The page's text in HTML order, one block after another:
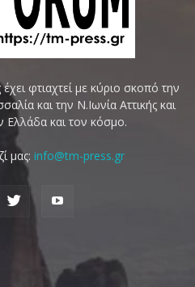
φτιαχτεί με κύριο σκοπό την
και την Ν.Ιωνία Αττικής και
Ελλάδα και τον κόσμο.
μας: info@tm-press.gr